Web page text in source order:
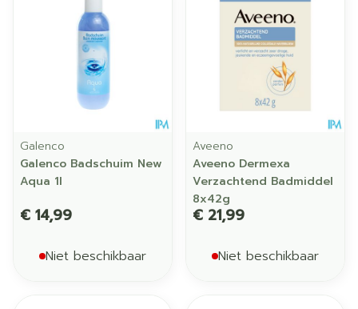
Galenco
Galenco Badschuim New
Aqua 1l
€ 14,99
Niet beschikbaar
Aveeno
Aveeno Dermexa
Verzachtend Badmiddel
8x42g
€ 21,99
Niet beschikbaar